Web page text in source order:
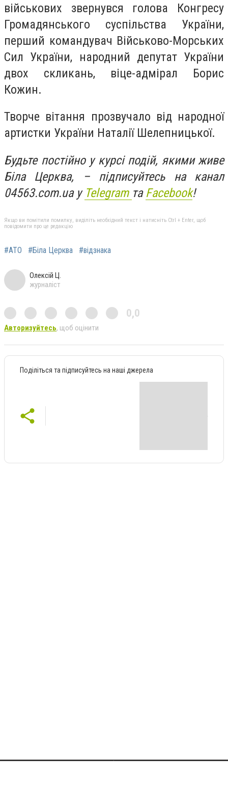
військових звернувся голова Конгресу
Громадянського суспільства України,
перший командувач Військово-Морських
Сил України, народний депутат України
двох скликань, віце-адмірал Борис
Кожин.
Творче вітання прозвучало від народної
артистки України Наталії Шелепницької.
Будьте постійно у курсі подій, якими живе
Біла Церква, – підписуйтесь на канал
04563.com.ua у Telegram та Facebook!
Якщо ви помітили помилку, виділіть необхідний текст і натисніть Ctrl + Enter, щоб
повідомити про це редакцію
#АТО #Біла Церква #відзнака
Олексій Ц.
журналіст
0,0
Авторизуйтесь, щоб оцінити
Поділіться та підписуйтесь на наші джерела